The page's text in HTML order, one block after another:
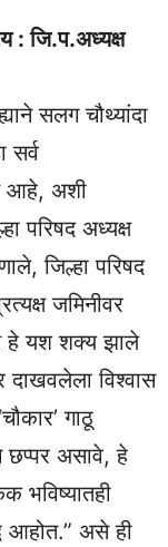
: जि.प.अध्यक्ष
सलग चौथ्यांदा
सर्व
आहे, अशी
परिषद अध्यक्ष
जिल्हा परिषद
जमिनीवर
हे यश शक्य झाले
दाखवलेला विश्वास
गाठू
छप्पर असावे, हे
भविष्यातही
आहोत.” असे ही